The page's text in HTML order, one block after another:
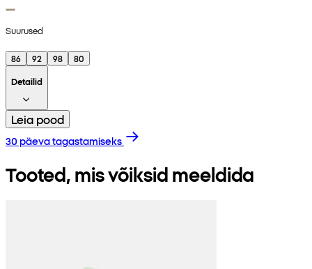
Suurused
86 92 98
80
Detailid
Leia pood
30 päeva tagastamiseks
Tooted, mis võiksid meeldida